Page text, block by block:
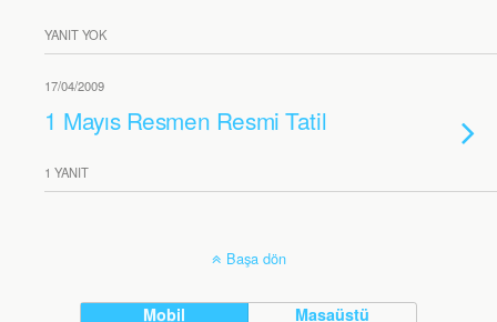
YANIT YOK
17/04/2009
1 Mayıs Resmen Resmi Tatil
1 YANIT
Başa dön
Mobil Masaüstü